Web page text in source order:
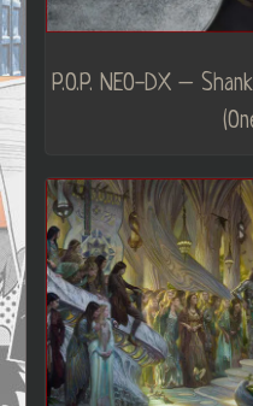
P.O.P. NEO-DX –